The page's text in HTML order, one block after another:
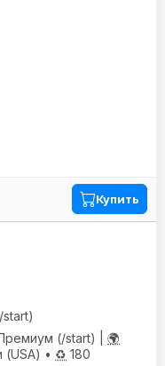
Купить
(/start) | 🌍
• ♻️ 180